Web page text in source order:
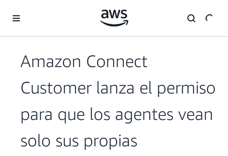
Amazon Connect
Customer lanza el permiso
para que los agentes vean
solo sus propias